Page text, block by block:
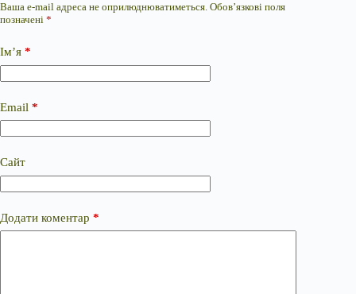
Ваша e-mail адреса не оприлюднюватиметься. Обов’язкові поля
позначені *
Ім’я *
Email *
Сайт
Додати коментар *